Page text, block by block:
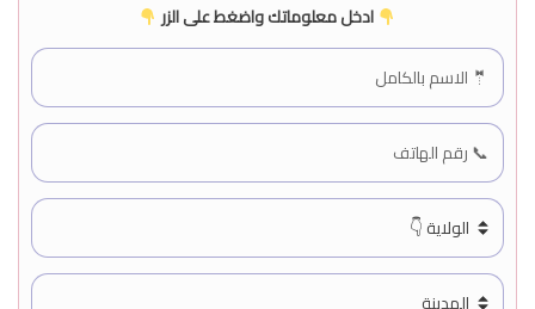
ادخل معلوماتك واضغط على الزر